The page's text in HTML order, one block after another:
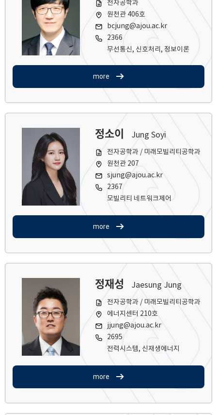
전자공학과
원천관 406호
bcjung@ajou.ac.kr
2366
무선통신, 신호처리, 정보이론
more
정소이 Jung Soyi
전자공학과 / 미래모빌리티공학과
원천관 207
sjung@ajou.ac.kr
2367
모빌리티 네트워크제어
more
정재성 Jaesung Jung
전자공학과 / 미래모빌리티공학과
에너지센터 210호
jjung@ajou.ac.kr
2695
전력시스템, 신재생에너지
more